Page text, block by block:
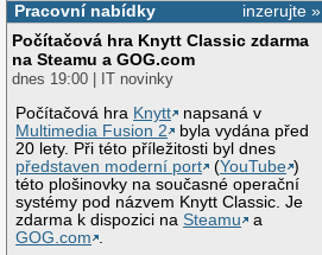
inzerujte »
Pracovní nabídky
Počítačová hra Knytt Classic zdarma
na Steamu a GOG.com
dnes 19:00 | IT novinky
Počítačová hra Knytt
napsaná v
Multimedia Fusion 2
byla vydána před
20 lety. Při této příležitosti byl dnes
představen moderní port
(YouTube )
této plošinovky na současné operační
systémy pod názvem Knytt Classic. Je
zdarma k dispozici naSteamu
a
GOG.com